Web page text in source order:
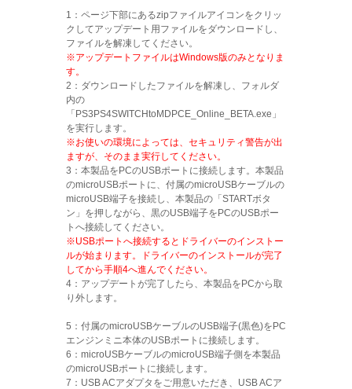
1：ページ下部にあるzipファイルアイコンをクリッ
クしてアップデート用ファイルをダウンロードし、
ファイルを解凍してください。
※アップデートファイルはWindows版のみとなりま
す。
2：ダウンロードしたファイルを解凍し、フォルダ
内の
「PS3PS4SWITCHtoMDPCE_Online_BETA.exe」
を実行します。
※お使いの環境によっては、セキュリティ警告が出
ますが、そのまま実行してください。
3：本製品をPCのUSBポートに接続します。本製品
のmicroUSBポートに、付属のmicroUSBケーブルの
microUSB端子を接続し、本製品の「STARTボタ
ン」を押しながら、黒のUSB端子をPCのUSBポー
トへ接続してください。
※USBポートへ接続するとドライバーのインストー
ルが始まります。ドライバーのインストールが完了
してから手順4へ進んでください。
4：アップデートが完了したら、本製品をPCから取
り外します。
5：付属のmicroUSBケーブルのUSB端子(黒色)をPC
エンジンミニ本体のUSBポートに接続します。
6：microUSBケーブルのmicroUSB端子側を本製品
のmicroUSBポートに接続します。
7：USB ACアダプタをご用意いただき、USB ACア